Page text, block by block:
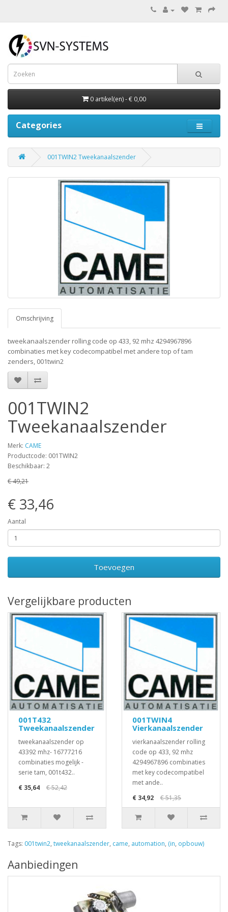
0 artikel(en) - € 0,00
Categories
001TWIN2 Tweekanaalszender
Omschrijving
tweekanaalszender rolling code op 433, 92 mhz 4294967896
combinaties met key codecompatibel met andere top of tam
zenders, 001twin2
001TWIN2
Tweekanaalszender
Merk: CAME
Productcode: 001TWIN2
Beschikbaar: 2
€ 49,21
€ 33,46
Aantal
Toevoegen
Vergelijkbare producten
001T432
Tweekanaalszender
tweekanaalszender op
43392 mhz- 16777216
combinaties mogelijk -
serie tam, 001t432..
€ 35,64
€ 52,42
001TWIN4
Vierkanaalszender
vierkanaalszender rolling
code op 433, 92 mhz
4294967896 combinaties
met key codecompatibel
met ande..
€ 34,92
€ 51,35
Tags: 001twin2, tweekanaalszender, came, automation, (in, opbouw)
Aanbiedingen